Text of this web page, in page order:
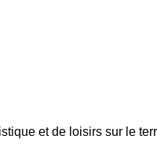
et de loisirs sur le